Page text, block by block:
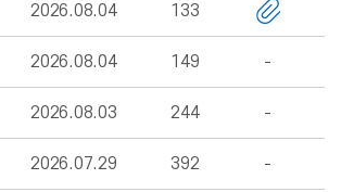
2026.08.04 133
2026.08.04 149
2026.08.03 244
2026.07.29 392